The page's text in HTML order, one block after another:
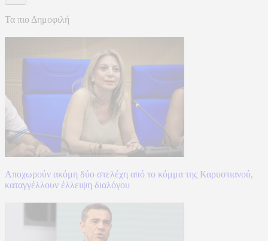
Τα πιο Δημοφιλή
Αποχωρούν ακόμη δύο στελέχη από το κόμμα της Καρυστιανού,
καταγγέλλουν έλλειψη διαλόγου